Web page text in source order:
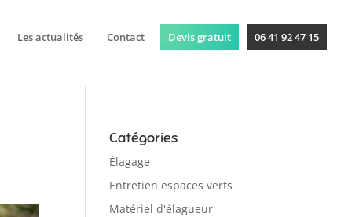
Les actualités Contact Devis gratuit 06 41 92 47 15
Catégories
Élagage
Entretien espaces verts
Matériel d'élagueur